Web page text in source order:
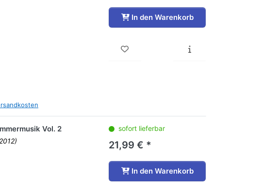
In den Warenkorb
Vol. 2 sofort lieferbar
21,99 € *
In den Warenkorb